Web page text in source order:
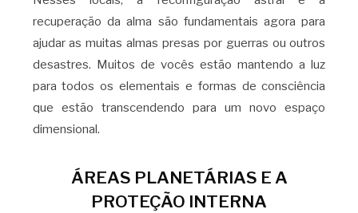
recuperação da alma são fundamentais agora para
ajudar as muitas almas presas por guerras ou outros
desastres. Muitos de vocês estão mantendo a luz
para todos os elementais e formas de consciência
que estão transcendendo para um novo espaço
dimensional.
ÁREAS PLANETÁRIAS E A
PROTEÇÃO INTERNA